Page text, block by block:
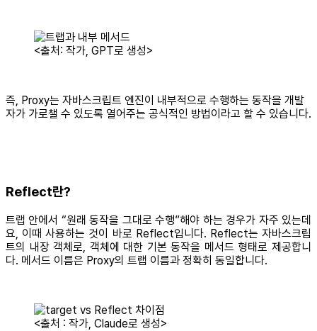
<출처: 작가, GPT로 생성>
즉, Proxy는 자바스크립트 엔진이 내부적으로 수행하는 동작을 개발
자가 가로챌 수 있도록 열어주는 공식적인 방법이라고 할 수 있습니다.
Reflect란?
트랩 안에서 “원래 동작을 그대로 수행”해야 하는 경우가 자주 있는데
요, 이때 사용하는 것이 바로 Reflect입니다. Reflect는 자바스크립
트의 내장 객체로, 객체에 대한 기본 동작을 메서드 형태로 제공합니
다. 메서드 이름은 Proxy의 트랩 이름과 정확히 동일합니다.
<출처 : 작가, Claude로 생성>